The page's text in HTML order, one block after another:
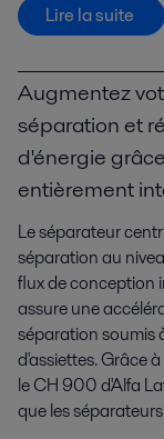
Lire la suite
Augmentez
séparation et
d'énergie
entièrement
Le séparateur
séparation au
flux de conception
assure une
séparation soumis
d'assiettes. Grâce
le CH 900 d'Alfa
que les